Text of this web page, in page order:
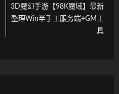
3D魔幻手游【98K魔域】最新
整理Win半手工服务端+GM工
具